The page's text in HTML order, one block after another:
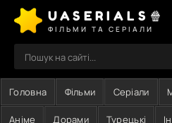
UASERIALS🍿
ФІЛЬМИ ТА СЕРІАЛИ
Головна Фільми Серіали
Аніме Дорами Турецькі